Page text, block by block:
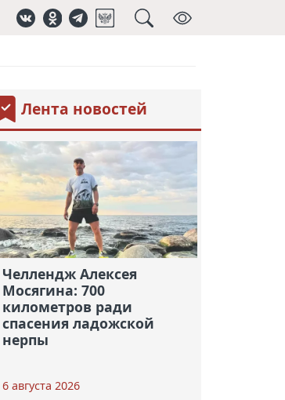
Лента новостей
Челлендж Алексея
Мосягина: 700
километров ради
спасения ладожской
нерпы
6 августа 2026